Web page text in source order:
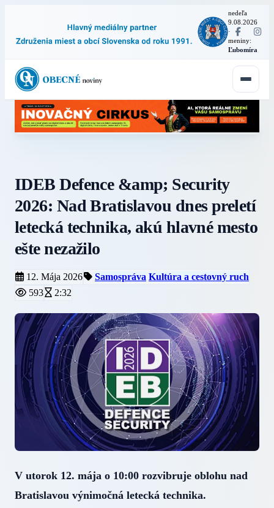
nedeľa
9.08.2026
·
meniny:
Ľubomíra
IDEB Defence &amp; Security
2026: Nad Bratislavou dnes preletí
letecká technika, akú hlavné mesto
ešte nezažilo
12. Mája 2026 Samospráva Kultúra a cestovný ruch
593
2:32
V utorok 12. mája o 10:00 rozvibruje oblohu nad
Bratislavou výnimočná letecká technika.